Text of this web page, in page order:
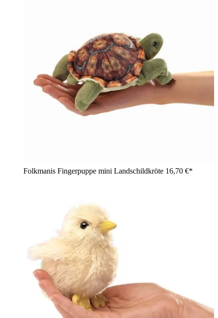
Folkmanis Fingerpuppe mini Landschildkröte 16,70 €*